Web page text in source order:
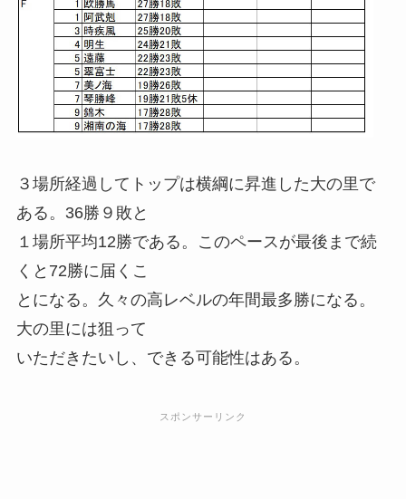
３場所経過してトップは横綱に昇進した大の里で
ある。36勝９敗と
１場所平均12勝である。このペースが最後まで続
くと72勝に届くこ
とになる。久々の高レベルの年間最多勝になる。
大の里には狙って
いただきたいし、できる可能性はある。
スポンサーリンク